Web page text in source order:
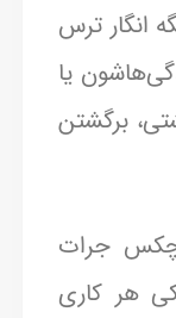
انگار ترس
یا
برگشتن
جرات
هر کاری